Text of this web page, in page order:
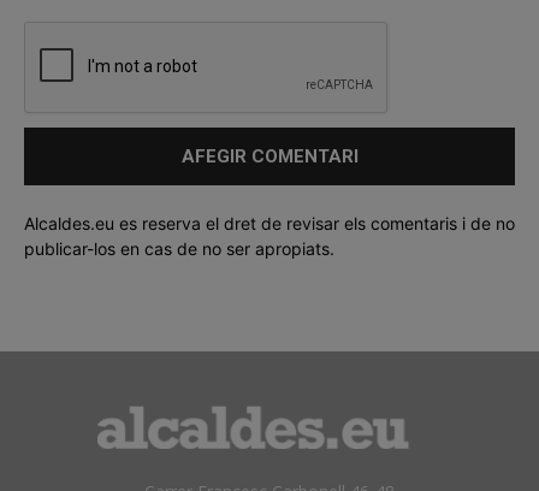
Alcaldes.eu es reserva el dret de revisar els comentaris i de no
publicar-los en cas de no ser apropiats.